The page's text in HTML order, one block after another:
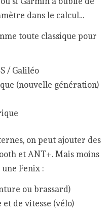
dans le calcul…
toute classique pour
/ Galiléo
(nouvelle génération)
on peut ajouter des
et ANT+. Mais moins
Fenix :
ou brassard)
de vitesse (vélo)